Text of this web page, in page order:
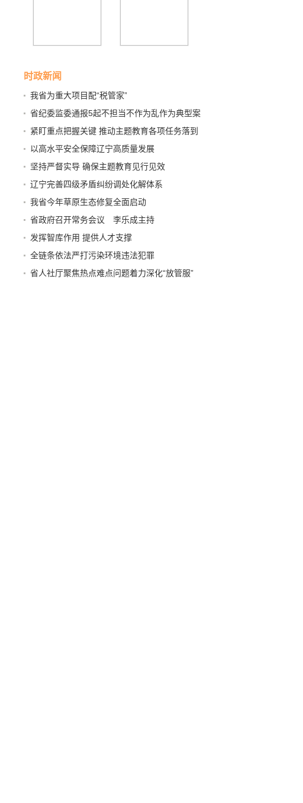
时政新闻
我省为重大项目配“税管家”
省纪委监委通报5起不担当不作为乱作为典型案
例
紧盯重点把握关键 推动主题教育各项任务落到
实处
以高水平安全保障辽宁高质量发展
坚持严督实导 确保主题教育见行见效
辽宁完善四级矛盾纠纷调处化解体系
我省今年草原生态修复全面启动
省政府召开常务会议 李乐成主持
发挥智库作用 提供人才支撑
全链条依法严打污染环境违法犯罪
省人社厅聚焦热点难点问题着力深化“放管服”